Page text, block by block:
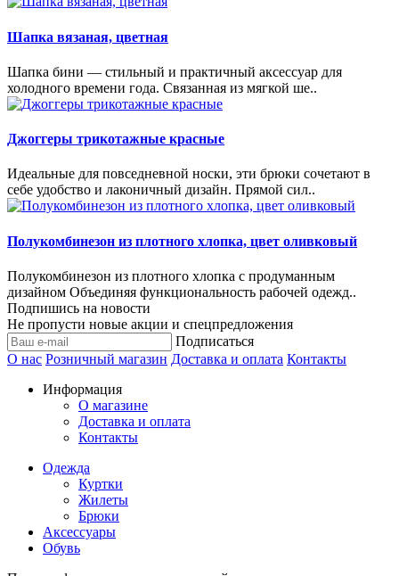
Шапка вязаная, цветная
Шапка бини — стильный и практичный аксессуар для
холодного времени года. Связанная из мягкой ше..
Джоггеры трикотажные красные
Идеальные для повседневной носки, эти брюки сочетают в
себе удобство и лаконичный дизайн. Прямой сил..
Полукомбинезон из плотного хлопка, цвет оливковый
Полукомбинезон из плотного хлопка с продуманным
дизайном Объединяя функциональность рабочей одежд..
Подпишись на новости
Не пропусти новые акции и спецпредложения
Подписаться
О нас Розничный магазин Доставка и оплата Контакты
Информация
О магазине
Доставка и оплата
Контакты
Одежда
Куртки
Жилеты
Брюки
Аксессуары
Обувь